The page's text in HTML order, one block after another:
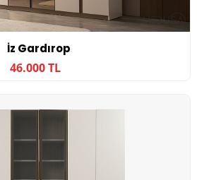
İz Gardırop
46.000 TL